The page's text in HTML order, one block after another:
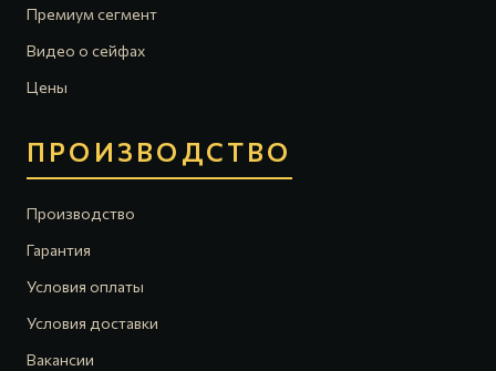
Премиум сегмент
Видео о сейфах
Цены
ПРОИЗВОДСТВО
Производство
Гарантия
Условия оплаты
Условия доставки
Вакансии